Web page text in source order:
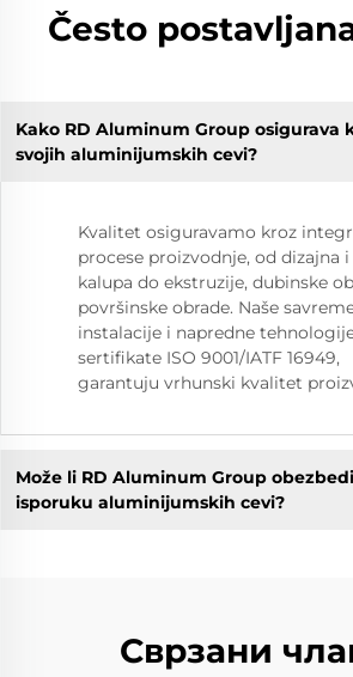
Često
Kako RD Aluminum Group osigurava
svojih aluminijumskih cevi?
Kvalitet osiguravamo kroz
procese proizvodnje, od dizajna i
kalupa do ekstruzije, dubinske
površinske obrade. Naše
instalacije i napredne
sertifikate ISO 9001/IATF 16949,
garantuju vrhunski kvalitet
Može li RD Aluminum Group
isporuku aluminijumskih cevi?
Сврзани